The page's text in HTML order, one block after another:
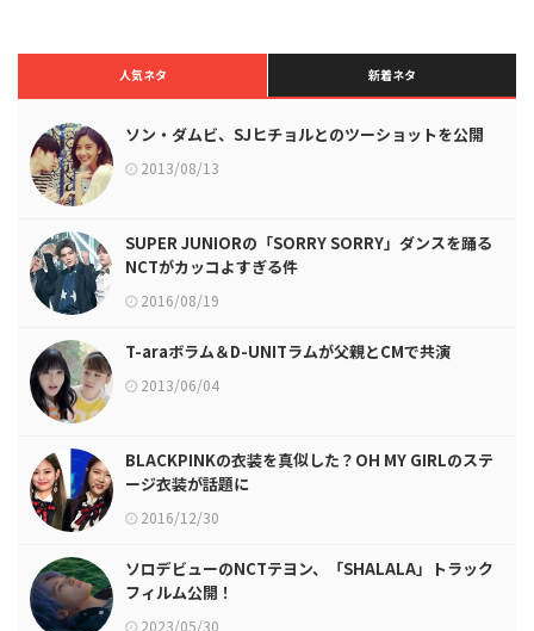
人気ネタ 新着ネタ
ソン・ダムビ、SJヒチョルとのツーショットを公開
2013/08/13
SUPER JUNIORの「SORRY SORRY」ダンスを踊る
NCTがカッコよすぎる件
2016/08/19
T-araボラム＆D-UNITラムが父親とCMで共演
2013/06/04
BLACKPINKの衣装を真似した？OH MY GIRLのステ
ージ衣装が話題に
2016/12/30
ソロデビューのNCTテヨン、「SHALALA」トラック
フィルム公開！
2023/05/30